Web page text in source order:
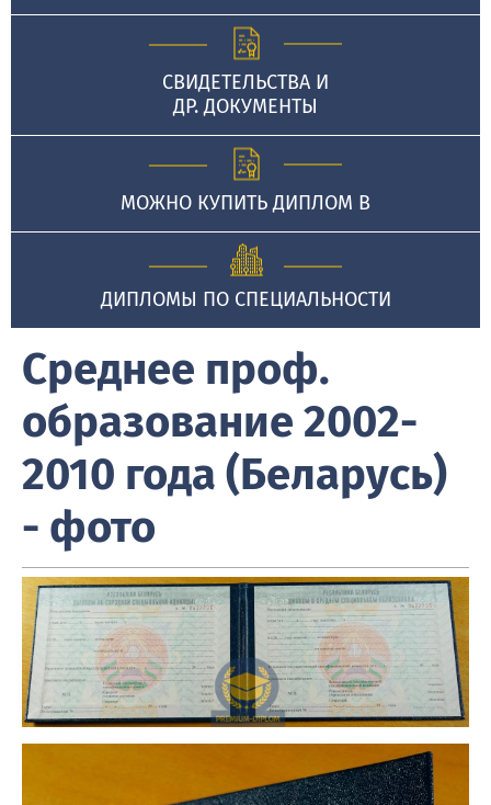
СВИДЕТЕЛЬСТВА И
ДР. ДОКУМЕНТЫ
МОЖНО КУПИТЬ ДИПЛОМ В
ДИПЛОМЫ ПО СПЕЦИАЛЬНОСТИ
Среднее проф.
образование 2002-
2010 года (Беларусь)
- фото